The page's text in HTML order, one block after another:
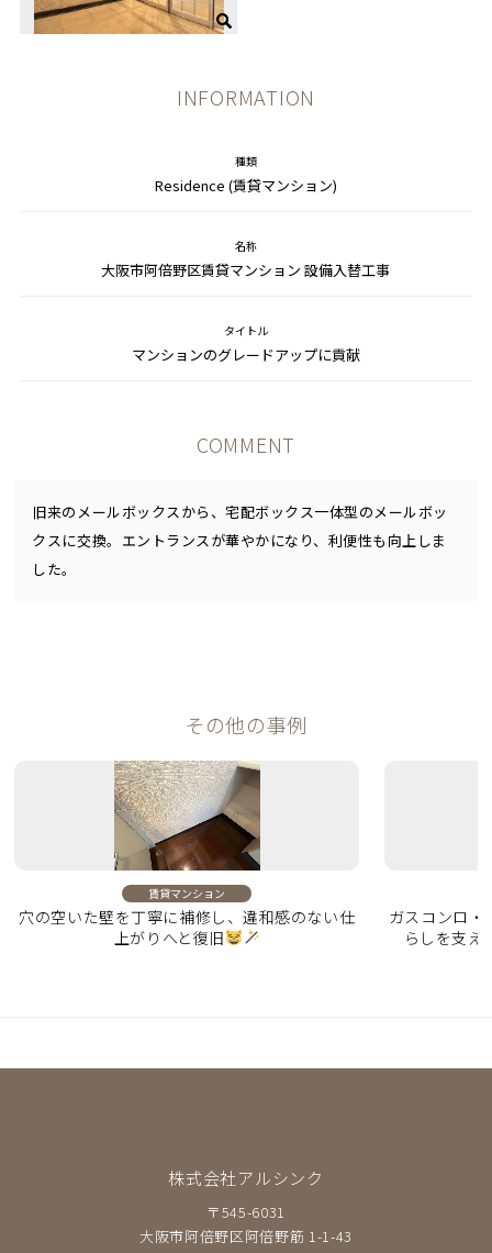
INFORMATION
種類
Residence (賃貸マンション)
名称
大阪市阿倍野区賃貸マンション 設備入替工事
タイトル
マンションのグレードアップに貢献
COMMENT
旧来のメールボックスから、宅配ボックス一体型のメールボッ
クスに交換。エントランスが華やかになり、利便性も向上しま
した。
その他の事例
賃貸マンション
穴の空いた壁を丁寧に補修し、違和感のない仕
上がりへと復旧
ガスコンロ・
らしを支え
株式会社アルシンク
〒545-6031
大阪市阿倍野区阿倍野筋 1-1-43